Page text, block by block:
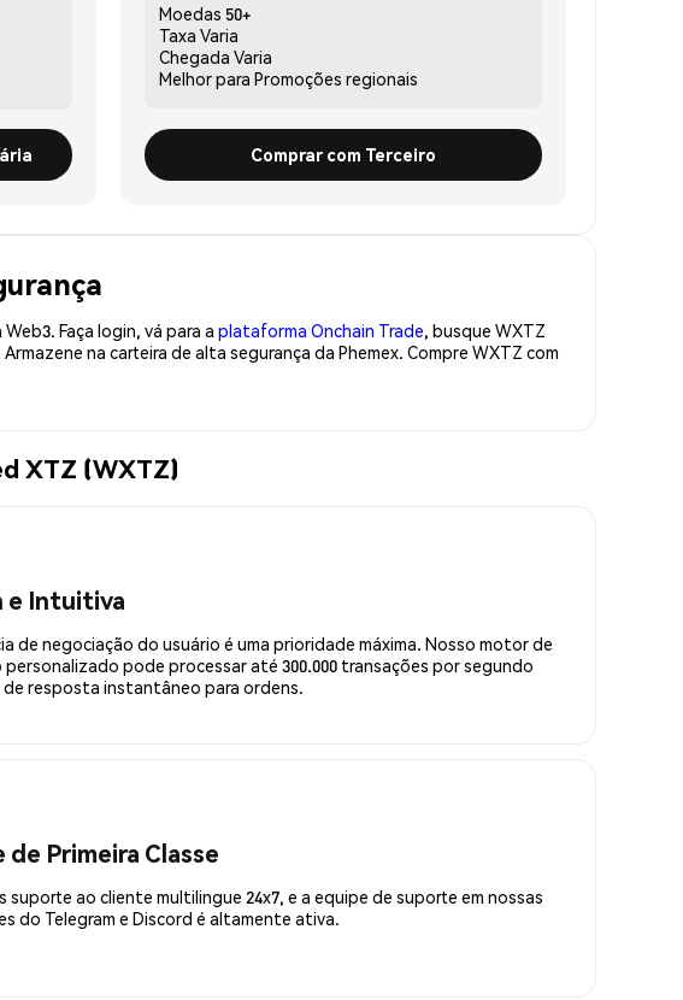
Moedas 50+
Taxa Varia
Chegada Varia
Melhor para Promoções regionais
Comprar com Terceiro
Faça login, vá para a plataforma Onchain Trade, busque WXTZ
na carteira de alta segurança da Phemex. Compre WXTZ com
XTZ (WXTZ)
e Intuitiva
de negociação do usuário é uma prioridade máxima. Nosso motor de
personalizado pode processar até 300.000 transações por segundo
resposta instantâneo para ordens.
Primeira Classe
suporte ao cliente multilingue 24x7, e a equipe de suporte em nossas
do Telegram e Discord é altamente ativa.